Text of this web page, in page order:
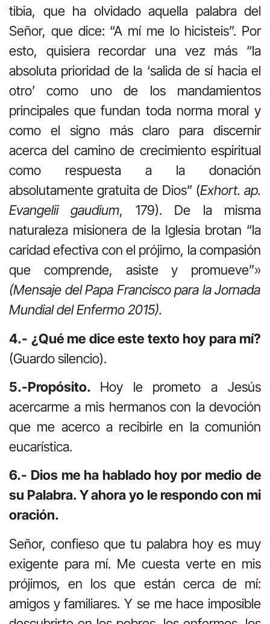
tibia, que ha olvidado aquella palabra del
Señor, que dice: “A mí me lo hicisteis”. Por
esto, quisiera recordar una vez más “la
absoluta prioridad de la ‘salida de sí hacia el
otro’ como uno de los mandamientos
principales que fundan toda norma moral y
como el signo más claro para discernir
acerca del camino de crecimiento espiritual
como respuesta a la donación
absolutamente gratuita de Dios” (Exhort. ap.
Evangelii gaudium, 179). De la misma
naturaleza misionera de la Iglesia brotan “la
caridad efectiva con el prójimo, la compasión
que comprende, asiste y promueve”»
(Mensaje del Papa Francisco para la Jornada
Mundial del Enfermo 2015).
4.- ¿Qué me dice este texto hoy para mí?
(Guardo silencio).
5.-Propósito. Hoy le prometo a Jesús
acercarme a mis hermanos con la devoción
que me acerco a recibirle en la comunión
eucarística.
6.- Dios me ha hablado hoy por medio de
su Palabra. Y ahora yo le respondo con mi
oración.
Señor, confieso que tu palabra hoy es muy
exigente para mí. Me cuesta verte en mis
prójimos, en los que están cerca de mí:
amigos y familiares. Y se me hace imposible